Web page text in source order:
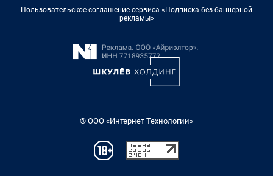
Пользовательское соглашение сервиса «Подписка без баннерной
рекламы»
© ООО «Интернет Технологии»